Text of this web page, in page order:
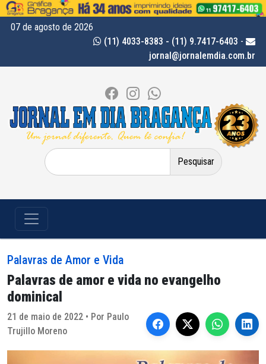
07 de agosto de 2026
(11) 4033-8383 - (11) 9.7417-6403 -
jornal@jornalemdia.com.br
Pesquisar
por:
Palavras de Amor e Vida
Palavras de amor e vida no evangelho
dominical
21 de maio de 2022 • Por Paulo
Trujillo Moreno